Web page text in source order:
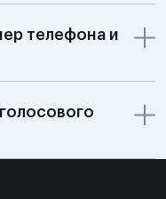
телефона и